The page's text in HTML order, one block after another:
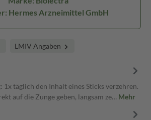
Hermes Arzneimittel GmbH
LMIV Angaben
1x täglich den Inhalt eines Sticks verzehren.
auf die Zunge geben, langsam ze… Mehr